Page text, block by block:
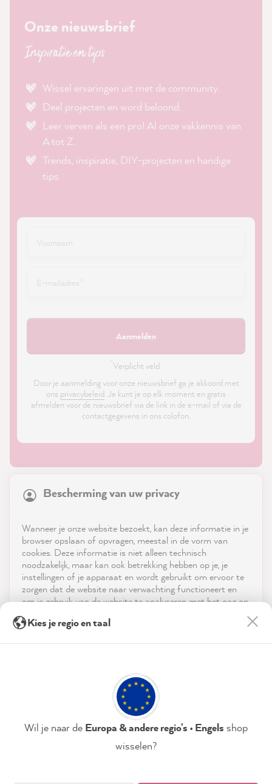
Onze nieuwsbrief
Inspiratie en tips
Wissel ervaringen uit met de community.
Deel projecten en word beloond.
Leer verven als een pro! Al onze vakkennis van
A tot Z.
Trends, inspiratie, DIY-projecten en handige
tips.
Aanmelden
Verplicht veld ·
Door je aanmelding voor onze nieuwsbrief ga je akkoord met
ons privacybeleid. Je kunt je op elk moment en gratis
afmelden voor de nieuwsbrief via de link in de e-mail of via de
contactgegevens in ons colofon.
Service
Neem contact op met
Bescherming van uw privacy
Wanneer je onze website bezoekt, kan deze informatie in je
browser opslaan of opvragen, meestal in de vorm van
cookies. Deze informatie is niet alleen technisch
noodzakelijk, maar kan ook betrekking hebben op je, je
instellingen of je apparaat en wordt gebruikt om ervoor te
zorgen dat de website naar verwachting functioneert en
om je gebruik van de website te analyseren met het oog op
advertenties aan te bieden via de diensten die in de
akkoord (op elk moment herroepbaar) met deze
Privacybeleid Colofon Instellen
21,826Reviews
reviews-io
Verified Customer
The paint provides great coverage and dries
Share
Hans-joachim m
Verified Customer
Kies je regio en taal
Wil je naar de Europa & andere regio's • Engels shop
wisselen?